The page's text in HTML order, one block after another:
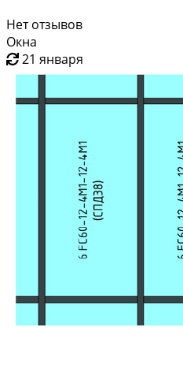
Нет отзывов
Окна
21 января